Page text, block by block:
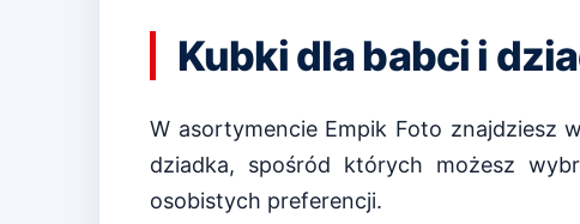
Kubki dla babci i
W asortymencie Empik Foto znajdziesz
dziadka, spośród których możesz
osobistych preferencji.